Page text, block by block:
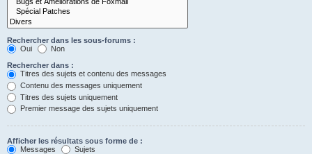
Rechercher dans les sous-forums :
Oui
Non
Rechercher dans :
Titres des sujets et contenu des messages
Contenu des messages uniquement
Titres des sujets uniquement
Premier message des sujets uniquement
Afficher les résultats sous forme de :
Messages
Sujets